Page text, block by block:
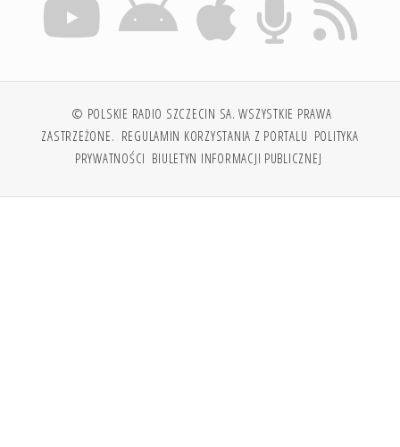
© POLSKIE RADIO SZCZECIN SA. WSZYSTKIE PRAWA
ZASTRZEŻONE. REGULAMIN KORZYSTANIA Z PORTALU POLITYKA
PRYWATNOŚCI BIULETYN INFORMACJI PUBLICZNEJ